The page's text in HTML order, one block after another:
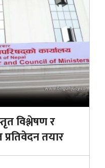
विश्लेषण र
तयार